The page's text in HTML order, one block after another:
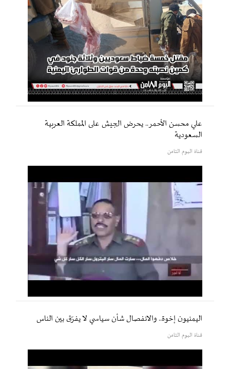
علي محسن الأحمر.. يحرض الجيش على المملكة العربية
السعودية
قناة اليوم الثامن
اليمنيون إخوة.. والانفصال شأن سياسي لا يفرّق بين الناس
قناة اليوم الثامن